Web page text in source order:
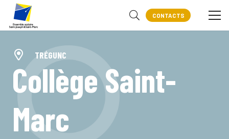
CONTACTS
TRÉGUNC
Collège Saint-
Marc